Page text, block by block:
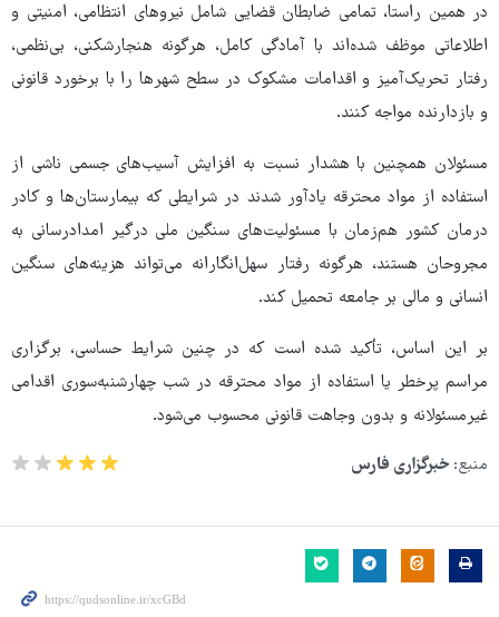
در همین راستا، تمامی ضابطان قضایی شامل نیروهای انتظامی، امنیتی و
اطلاعاتی موظف شده‌اند با آمادگی کامل، هرگونه هنجارشکنی، بی‌نظمی،
رفتار تحریک‌آمیز و اقدامات مشکوک در سطح شهرها را با برخورد قانونی
و بازدارنده مواجه کنند.
مسئولان همچنین با هشدار نسبت به افزایش آسیب‌های جسمی ناشی از
استفاده از مواد محترقه یادآور شدند در شرایطی که بیمارستان‌ها و کادر
درمان کشور هم‌زمان با مسئولیت‌های سنگین ملی درگیر امدادرسانی به
مجروحان هستند، هرگونه رفتار سهل‌انگارانه می‌تواند هزینه‌های سنگین
انسانی و مالی بر جامعه تحمیل کند.
بر این اساس، تأکید شده است که در چنین شرایط حساسی، برگزاری
مراسم پرخطر یا استفاده از مواد محترقه در شب چهارشنبه‌سوری اقدامی
غیرمسئولانه و بدون وجاهت قانونی محسوب می‌شود.
منبع: خبرگزاری فارس